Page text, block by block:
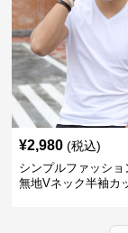
¥2,980 (税込)
シンプルファッシ
無地Vネック半袖カ